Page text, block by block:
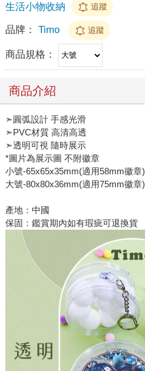
生活小物收納
追蹤
品牌： Timo 追蹤
商品規格：
商品介紹
➣圓弧設計 手感光滑
➣PVC材質 高清高透
➣透明可視 隨時展示
*圖片為展示圖 不附徽章
小號-65x65x35mm(適用58mm徽章)
大號-80x80x36mm(適用75mm徽章)
產地：中國
保固：鑑賞期內如有瑕疵可退換貨